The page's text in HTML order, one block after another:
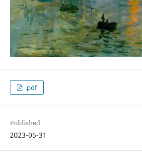
.pdf
Published
2023-05-31